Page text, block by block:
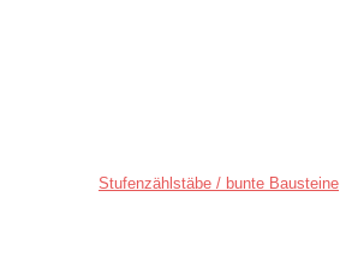
Stufenzählstäbe / bunte Bausteine